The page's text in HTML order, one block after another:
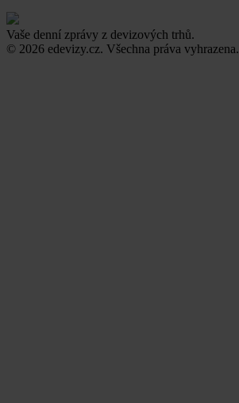
Vaše denní zprávy z devizových trhů.
© 2026 edevizy.cz. Všechna práva vyhrazena.